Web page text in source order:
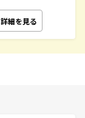
詳細を見る